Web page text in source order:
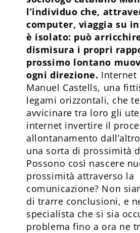
l’individuo che,
computer, viaggia su
è isolato: può
dismisura i propri
prossimo lontano
ogni direzione. Internet
Manuel Castells, una
legami orizzontali, che
avvicinare tra loro gli
internet invertire il
allontanamento
una sorta di prossimità
Possono così nascere
prossimità attraverso la
comunicazione? Non
di trarre conclusioni, e
specialista che si sia
problema fino a ora ne